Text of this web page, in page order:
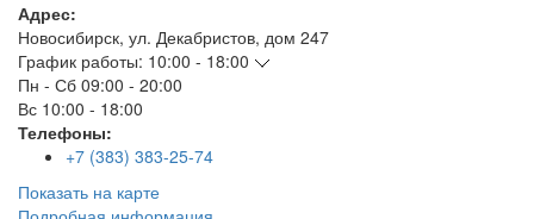
Адрес:
Новосибирск, ул. Декабристов, дом 247
График работы: 10:00 - 18:00
Пн - Сб 09:00 - 20:00
Вс 10:00 - 18:00
Телефоны:
+7 (383) 383-25-74
Показать на карте